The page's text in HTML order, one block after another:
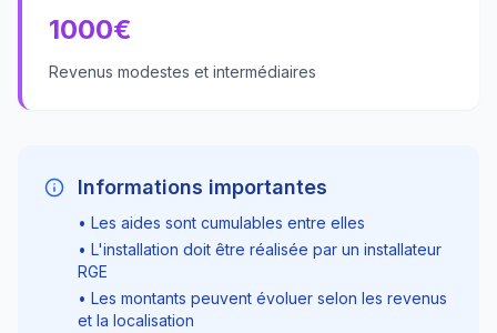
1000€
Revenus modestes et intermédiaires
Informations importantes
• Les aides sont cumulables entre elles
• L'installation doit être réalisée par un installateur
RGE
• Les montants peuvent évoluer selon les revenus
et la localisation